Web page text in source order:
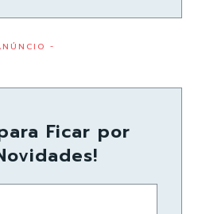
-
Ficar por